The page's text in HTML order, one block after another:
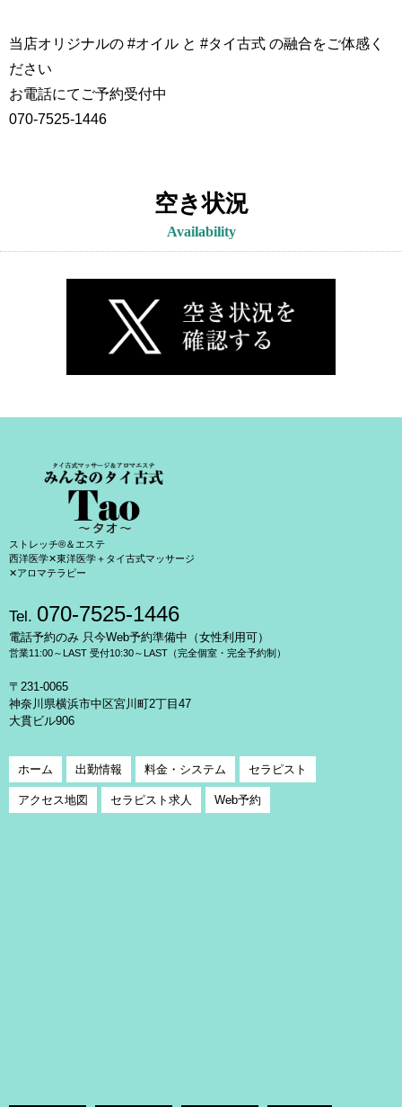
当店オリジナルの #オイル と #タイ古式 の融合をご体感く
ださい
お電話にてご予約受付中
070-7525-1446
空き状況
Availability
ストレッチ®＆エステ
西洋医学✕東洋医学＋タイ古式マッサージ
✕アロマテラピー
Tel. 070-7525-1446
電話予約のみ 只今Web予約準備中（女性利用可）
営業11:00～LAST 受付10:30～LAST（完全個室・完全予約制）
〒231-0065
神奈川県横浜市中区宮川町2丁目47
大貫ビル906
ホーム 出勤情報 料金・システム セラピスト
アクセス地図 セラピスト求人 Web予約